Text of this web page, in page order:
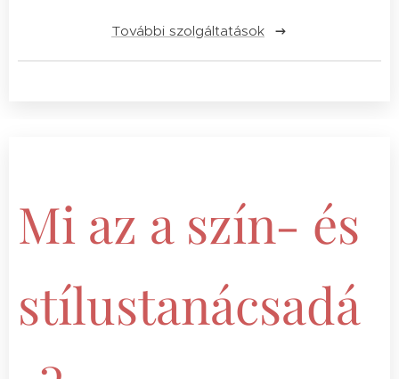
További szolgáltatások
Mi az a szín- és
stílustanácsadá